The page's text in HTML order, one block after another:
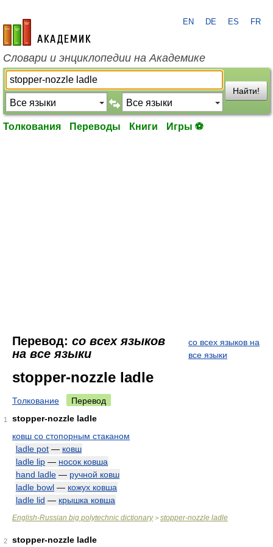
academic.ru
EN DE ES FR
Словари и энциклопедии на Академике
Найти!
Толкования Переводы Книги Игры ⚽
Перевод: со всех языков
на все языки
со всех языков на
все языки
stopper-nozzle ladle
Толкование Перевод
1
stopper-nozzle ladle
ковш со стопорным стаканом
ladle pot — ковш
ladle lip — носок ковша
hand ladle — ручной ковш
ladle bowl — кожух ковша
ladle lid — крышка ковша
English-Russian big polytechnic dictionary> stopper-nozzle ladle
2
stopper-nozzle ladle